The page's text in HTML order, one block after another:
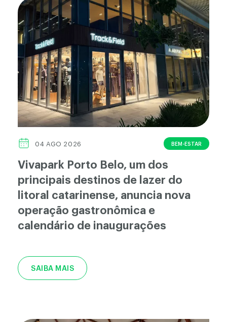
04 AGO 2026 BEM-ESTAR
Vivapark Porto Belo, um dos
principais destinos de lazer do
litoral catarinense, anuncia nova
operação gastronômica e
calendário de inaugurações
SAIBA MAIS